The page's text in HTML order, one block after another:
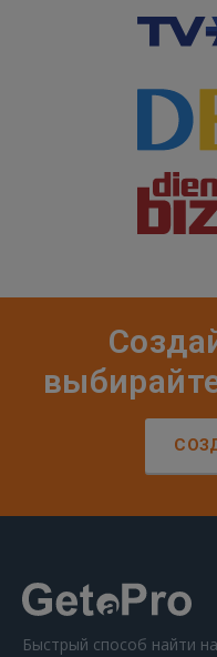
Быстрый способ найти